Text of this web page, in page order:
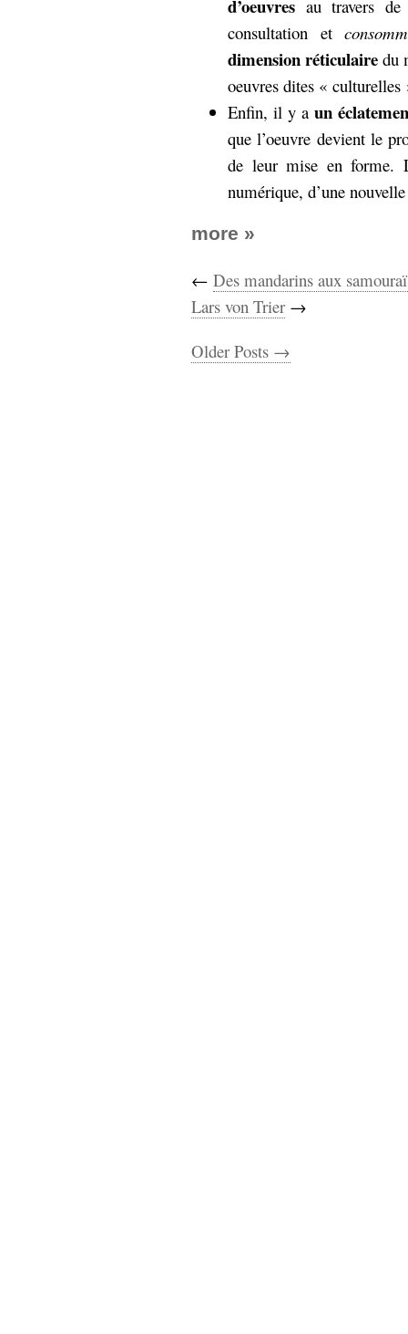
d’oeuvres au travers
consultation et
dimension réticulaire du
oeuvres dites « culturelles
Enfin, il y aun
que l’oeuvre devient le
de leur mise en forme.
numérique, d’une
more »
← Des mandarins aux
Lars von Trier →
Older Posts →